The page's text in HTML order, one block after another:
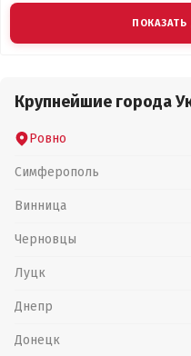
ПОКАЗАТЬ
Крупнейшие города
Ровно
Симферополь
Винница
Черновцы
Луцк
Днепр
Донецк